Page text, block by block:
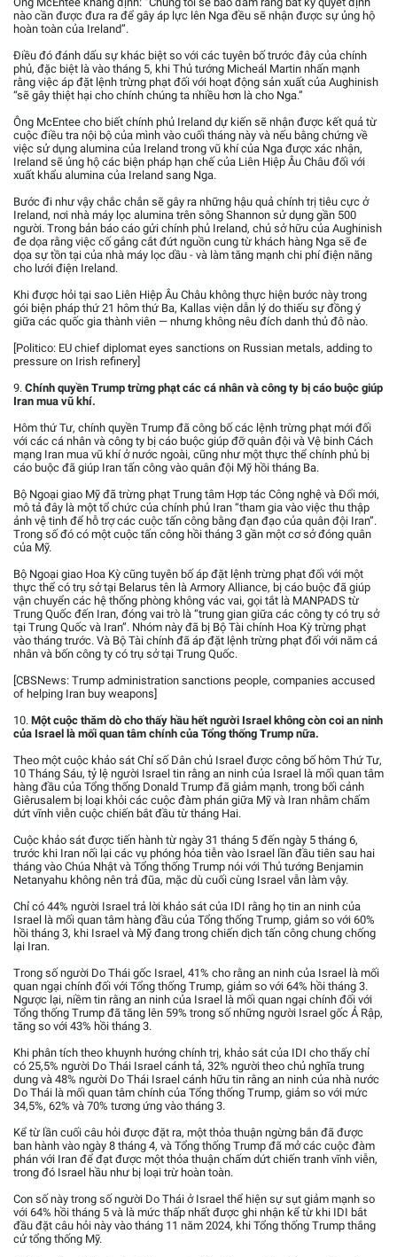
nào cần được đưa ra để gây áp lực lên Nga đều sẽ nhận được sự ủng hộ
hoàn toàn của Ireland”.
Điều đó đánh dấu sự khác biệt so với các tuyên bố trước đây của chính
phủ, đặc biệt là vào tháng 5, khi Thủ tướng Micheál Martin nhấn mạnh
rằng việc áp đặt lệnh trừng phạt đối với hoạt động sản xuất của Aughinish
“sẽ gây thiệt hại cho chính chúng ta nhiều hơn là cho Nga.”
Ông McEntee cho biết chính phủ Ireland dự kiến sẽ nhận được kết quả từ
cuộc điều tra nội bộ của mình vào cuối tháng này và nếu bằng chứng về
việc sử dụng alumina của Ireland trong vũ khí của Nga được xác nhận,
Ireland sẽ ủng hộ các biện pháp hạn chế của Liên Hiệp Âu Châu đối với
xuất khẩu alumina của Ireland sang Nga.
Bước đi như vậy chắc chắn sẽ gây ra những hậu quả chính trị tiêu cực ở
Ireland, nơi nhà máy lọc alumina trên sông Shannon sử dụng gần 500
người. Trong bản báo cáo gửi chính phủ Ireland, chủ sở hữu của Aughinish
đe dọa rằng việc cố gắng cắt đứt nguồn cung từ khách hàng Nga sẽ đe
dọa sự tồn tại của nhà máy lọc dầu - và làm tăng mạnh chi phí điện năng
cho lưới điện Ireland.
Khi được hỏi tại sao Liên Hiệp Âu Châu không thực hiện bước này trong
gói biện pháp thứ 21 hôm thứ Ba, Kallas viện dẫn lý do thiếu sự đồng ý
giữa các quốc gia thành viên — nhưng không nêu đích danh thủ đô nào.
[Politico: EU chief diplomat eyes sanctions on Russian metals, adding to
pressure on Irish refinery]
9. Chính quyền Trump trừng phạt các cá nhân và công ty bị cáo buộc giúp
Iran mua vũ khí.
Hôm thứ Tư, chính quyền Trump đã công bố các lệnh trừng phạt mới đối
với các cá nhân và công ty bị cáo buộc giúp đỡ quân đội và Vệ binh Cách
mạng Iran mua vũ khí ở nước ngoài, cũng như một thực thể chính phủ bị
cáo buộc đã giúp Iran tấn công vào quân đội Mỹ hồi tháng Ba.
Bộ Ngoại giao Mỹ đã trừng phạt Trung tâm Hợp tác Công nghệ và Đổi mới,
mô tả đây là một tổ chức của chính phủ Iran “tham gia vào việc thu thập
ảnh vệ tinh để hỗ trợ các cuộc tấn công bằng đạn đạo của quân đội Iran”.
Trong số đó có một cuộc tấn công hồi tháng 3 gần một cơ sở đóng quân
của Mỹ.
Bộ Ngoại giao Hoa Kỳ cũng tuyên bố áp đặt lệnh trừng phạt đối với một
thực thể có trụ sở tại Belarus tên là Armory Alliance, bị cáo buộc đã giúp
vận chuyển các hệ thống phòng không vác vai, gọi tắt là MANPADS từ
Trung Quốc đến Iran, đóng vai trò là “trung gian giữa các công ty có trụ sở
tại Trung Quốc và Iran”. Nhóm này đã bị Bộ Tài chính Hoa Kỳ trừng phạt
vào tháng trước. Và Bộ Tài chính đã áp đặt lệnh trừng phạt đối với năm cá
nhân và bốn công ty có trụ sở tại Trung Quốc.
[CBSNews: Trump administration sanctions people, companies accused
of helping Iran buy weapons]
10. Một cuộc thăm dò cho thấy hầu hết người Israel không còn coi an ninh
của Israel là mối quan tâm chính của Tổng thống Trump nữa.
Theo một cuộc khảo sát Chỉ số Dân chủ Israel được công bố hôm Thứ Tư,
10 Tháng Sáu, tỷ lệ người Israel tin rằng an ninh của Israel là mối quan tâm
hàng đầu của Tổng thống Donald Trump đã giảm mạnh, trong bối cảnh
Giêrusalem bị loại khỏi các cuộc đàm phán giữa Mỹ và Iran nhằm chấm
dứt vĩnh viễn cuộc chiến bắt đầu từ tháng Hai.
Cuộc khảo sát được tiến hành từ ngày 31 tháng 5 đến ngày 5 tháng 6,
trước khi Iran nối lại các vụ phóng hỏa tiễn vào Israel lần đầu tiên sau hai
tháng vào Chúa Nhật và Tổng thống Trump nói với Thủ tướng Benjamin
Netanyahu không nên trả đũa, mặc dù cuối cùng Israel vẫn làm vậy.
Chỉ có 44% người Israel trả lời khảo sát của IDI rằng họ tin an ninh của
Israel là mối quan tâm hàng đầu của Tổng thống Trump, giảm so với 60%
hồi tháng 3, khi Israel và Mỹ đang trong chiến dịch tấn công chung chống
lại Iran.
Trong số người Do Thái gốc Israel, 41% cho rằng an ninh của Israel là mối
quan ngại chính đối với Tổng thống Trump, giảm so với 64% hồi tháng 3.
Ngược lại, niềm tin rằng an ninh của Israel là mối quan ngại chính đối với
Tổng thống Trump đã tăng lên 59% trong số những người Israel gốc Ả Rập,
tăng so với 43% hồi tháng 3.
Khi phân tích theo khuynh hướng chính trị, khảo sát của IDI cho thấy chỉ
có 25,5% người Do Thái Israel cánh tả, 32% người theo chủ nghĩa trung
dung và 48% người Do Thái Israel cánh hữu tin rằng an ninh của nhà nước
Do Thái là mối quan tâm chính của Tổng thống Trump, giảm so với mức
34,5%, 62% và 70% tương ứng vào tháng 3.
Kể từ lần cuối câu hỏi được đặt ra, một thỏa thuận ngừng bắn đã được
ban hành vào ngày 8 tháng 4, và Tổng thống Trump đã mở các cuộc đàm
phán với Iran để đạt được một thỏa thuận chấm dứt chiến tranh vĩnh viễn,
trong đó Israel hầu như bị loại trừ hoàn toàn.
Con số này trong số người Do Thái ở Israel thể hiện sự sụt giảm mạnh so
với 64% hồi tháng 5 và là mức thấp nhất được ghi nhận kể từ khi IDI bắt
đầu đặt câu hỏi này vào tháng 11 năm 2024, khi Tổng thống Trump thắng
cử tổng thống Mỹ.